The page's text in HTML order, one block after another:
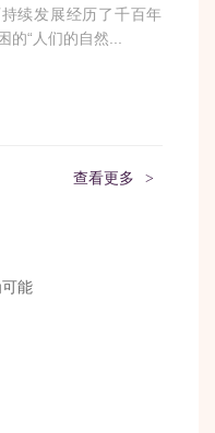
续发展经历了千百年
的“人们的自然...
查看更多 >